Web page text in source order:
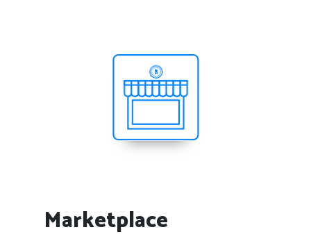
Marketplace